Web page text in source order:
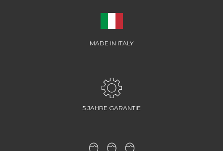
MADE IN ITALY
5 JAHRE GARANTIE